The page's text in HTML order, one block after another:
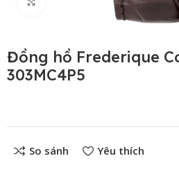
Đồng hồ Frederique
303MC4P5
So sánh Yêu thích